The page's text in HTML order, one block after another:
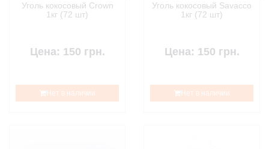
Уголь кокосовый Crown
1кг (72 шт)
Цена: 150 грн.
Нет в наличии
Уголь кокосовый Savacco
1кг (72 шт)
Цена: 150 грн.
Нет в наличии